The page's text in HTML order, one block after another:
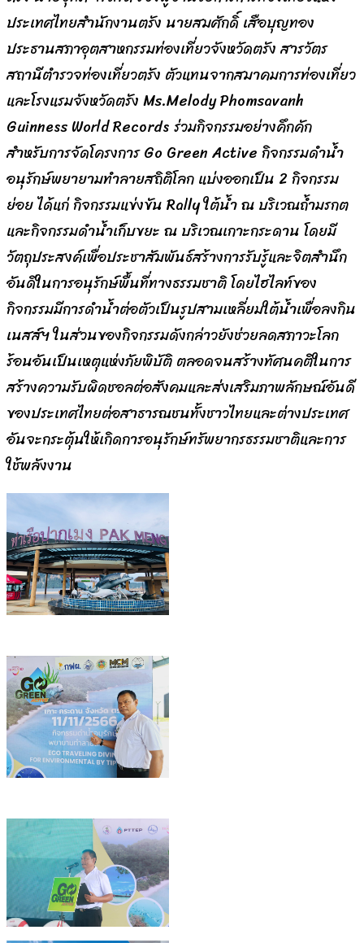
ประเทศไทยสำนักงานตรัง นายสมศักดิ์ เสือบุญทอง
ประธานสภาอุตสาหกรรมท่องเที่ยวจังหวัดตรัง สารวัตร
สถานีตำรวจท่องเที่ยวตรัง ตัวแทนจากสมาคมการท่องเที่ยว
และโรงแรมจังหวัดตรัง Ms.Melody Phomsavanh
Guinness World Records ร่วมกิจกรรมอย่างคึกคัก
สำหรับการจัดโครงการ Go Green Active กิจกรรมดำน้ำ
อนุรักษ์พยายามทำลายสถิติโลก แบ่งออกเป็น 2 กิจกรรม
ย่อย ได้แก่ กิจกรรมแข่งขัน Rally ใต้น้ำ ณ บริเวณถ้ำมรกต
และกิจกรรมดำน้ำเก็บขยะ ณ บริเวณเกาะกระดาน โดยมี
วัตถุประสงค์เพื่อประชาสัมพันธ์สร้างการรับรู้และจิตสำนึก
อันดีในการอนุรักษ์พื้นที่ทางธรรมชาติ โดยไฮไลท์ของ
กิจกรรมมีการดำน้ำต่อตัวเป็นรูปสามเหลี่ยมใต้น้ำเพื่อลงกิน
เนสส์ฯ ในส่วนของกิจกรรมดังกล่าวยังช่วยลดสภาวะโลก
ร้อนอันเป็นเหตุแห่งภัยพิบัติ ตลอดจนสร้างทัศนคติในการ
สร้างความรับผิดชอลต่อสังคมและส่งเสริมภาพลักษณ์อันดี
ของประเทศไทยต่อสาธารณชนทั้งชาวไทยและต่างประเทศ
อันจะกระตุ้นให้เกิดการอนุรักษ์ทรัพยากรธรรมชาติและการ
ใช้พลังงาน